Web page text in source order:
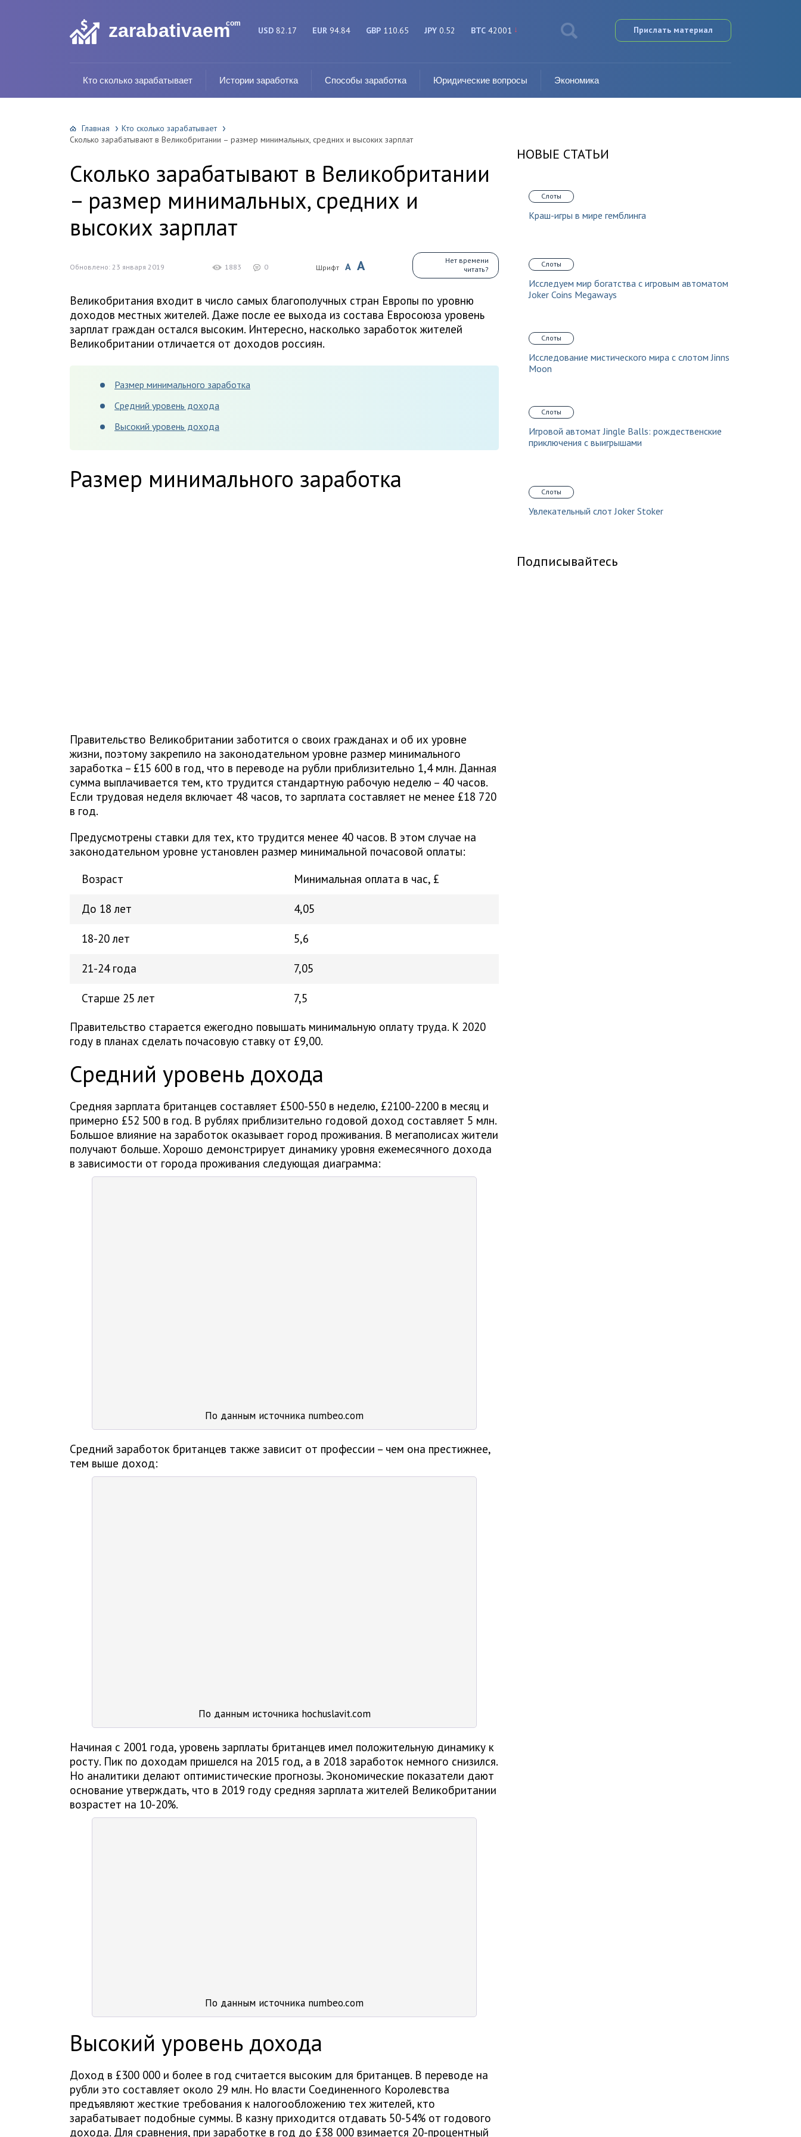
zarabativaemcom
USD 82.17 EUR 94.84 GBP 110.65 JPY 0.52 BTC 42001 Прислать материал
Кто сколько зарабатывает Истории заработка Способы заработка Юридические вопросы Экономика
Главная
Кто сколько зарабатывает
Сколько зарабатывают в Великобритании – размер минимальных, средних и высоких зарплат
Сколько зарабатывают в Великобритании
– размер минимальных, средних и
высоких зарплат
Обновлено: 23 января 2019 1883 0 Шрифт A A
Нет времени
читать?
Великобритания входит в число самых благополучных стран Европы по уровню
доходов местных жителей. Даже после ее выхода из состава Евросоюза уровень
зарплат граждан остался высоким. Интересно, насколько заработок жителей
Великобритании отличается от доходов россиян.
Размер минимального заработка
Средний уровень дохода
Высокий уровень дохода
Размер минимального заработка
Правительство Великобритании заботится о своих гражданах и об их уровне
жизни, поэтому закрепило на законодательном уровне размер минимального
заработка – £15 600 в год, что в переводе на рубли приблизительно 1,4 млн. Данная
сумма выплачивается тем, кто трудится стандартную рабочую неделю – 40 часов.
Если трудовая неделя включает 48 часов, то зарплата составляет не менее £18 720
в год.
Предусмотрены ставки для тех, кто трудится менее 40 часов. В этом случае на
законодательном уровне установлен размер минимальной почасовой оплаты:
Возраст
Минимальная оплата в час, £
До 18 лет 4,05
18-20 лет 5,6
21-24 года 7,05
Старше 25 лет
7,5
Правительство старается ежегодно повышать минимальную оплату труда. К 2020
году в планах сделать почасовую ставку от £9,00.
Средний уровень дохода
Средняя зарплата британцев составляет £500-550 в неделю, £2100-2200 в месяц и
примерно £52 500 в год. В рублях приблизительно годовой доход составляет 5 млн.
Большое влияние на заработок оказывает город проживания. В мегаполисах жители
получают больше. Хорошо демонстрирует динамику уровня ежемесячного дохода
в зависимости от города проживания следующая диаграмма:
По данным источника numbeo.com
Средний заработок британцев также зависит от профессии – чем она престижнее,
тем выше доход:
По данным источника hochuslavit.сom
Начиная с 2001 года, уровень зарплаты британцев имел положительную динамику к
росту. Пик по доходам пришелся на 2015 год, а в 2018 заработок немного снизился.
Но аналитики делают оптимистические прогнозы. Экономические показатели дают
основание утверждать, что в 2019 году средняя зарплата жителей Великобритании
возрастет на 10-20%.
По данным источника numbeo.com
Высокий уровень дохода
Доход в £300 000 и более в год считается высоким для британцев. В переводе на
рубли это составляет около 29 млн. Но власти Соединенного Королевства
предъявляют жесткие требования к налогообложению тех жителей, кто
зарабатывает подобные суммы. В казну приходится отдавать 50-54% от годового
дохода. Для сравнения, при заработке в год до £38 000 взимается 20-процентный
НОВЫЕ СТАТЬИ
Слоты
Краш-игры в мире гемблинга
Слоты
Исследуем мир богатства с игровым автоматом
Joker Coins Megaways
Слоты
Исследование мистического мира с слотом Jinns
Moon
Слоты
Игровой автомат Jingle Balls: рождественские
приключения с выигрышами
Слоты
Увлекательный слот Joker Stoker
Подписывайтесь